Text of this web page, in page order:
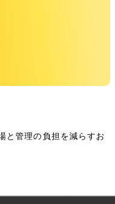
と管理の負担を減らすお